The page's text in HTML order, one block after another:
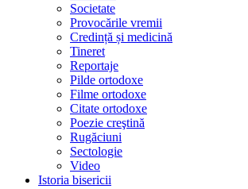
Societate
Provocările vremii
Credință și medicină
Tineret
Reportaje
Pilde ortodoxe
Filme ortodoxe
Citate ortodoxe
Poezie creştină
Rugăciuni
Sectologie
Video
Istoria bisericii